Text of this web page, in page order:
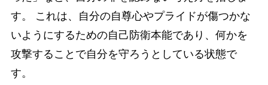
す。 これは、自分の自尊心やプライドが傷つかな
いようにするための自己防衛本能であり、何かを
攻撃することで自分を守ろうとしている状態で
す。